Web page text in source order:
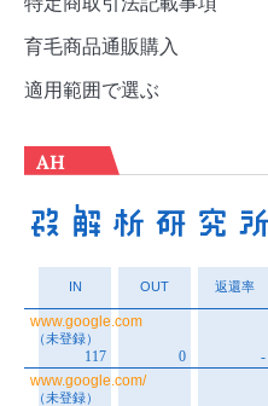
育毛商品通販購入
適用範囲で選ぶ
AH